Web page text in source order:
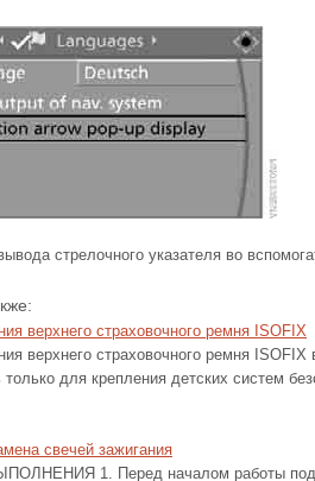
стрелочного указателя во
верхнего страховочного ремня ISOFIX
верхнего страховочного ремня
только для крепления детских систем
свечей зажигания
1. Перед началом работы